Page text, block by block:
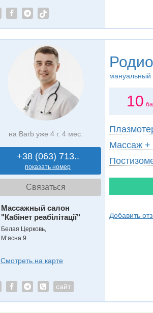
на Barb уже 4 г. 4 мес.
+38 (063) 713..
показать номер
Связаться
Массажный салон
"Кабінет реабілітації"
Белая Церковь,
Мʼясна 9
Смотреть на карте
сайт
мануальный
10
Массаж +
Добавить